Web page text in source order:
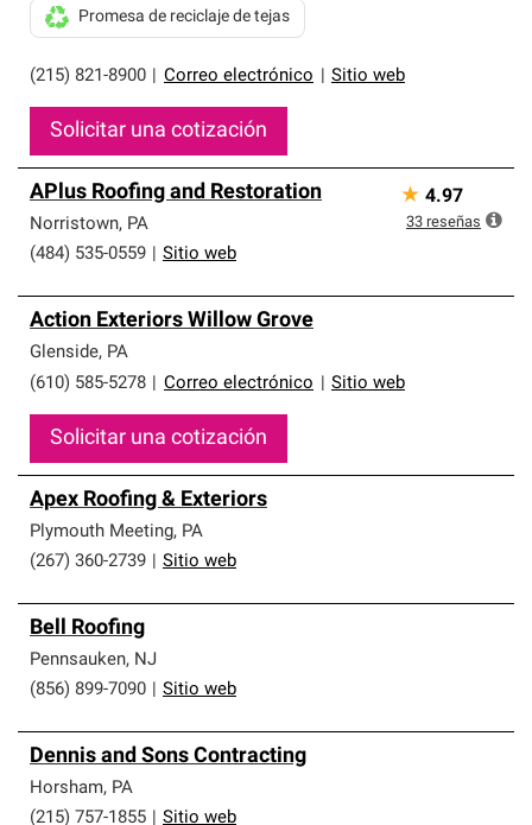
(215) 821-8900 Correo electrónico Sitio web
Promesa de reciclaje de tejas
Solicitar una cotización
APlus Roofing and Restoration
Norristown, PA
(484) 535-0559
Sitio web
★ 4.97
33 reseñas
Action Exteriors Willow Grove
Glenside, PA
(610) 585-5278
Correo electrónico Sitio web
Solicitar una cotización
Apex Roofing & Exteriors
Plymouth Meeting, PA
(267) 360-2739
Sitio web
Bell Roofing
Pennsauken, NJ
(856) 899-7090
Sitio web
Dennis and Sons Contracting
Horsham, PA
(215) 757-1855
Sitio web